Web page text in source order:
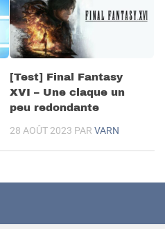
[Test] Final Fantasy
XVI – Une claque un
peu redondante
28 AOÛT 2023 PAR VARN